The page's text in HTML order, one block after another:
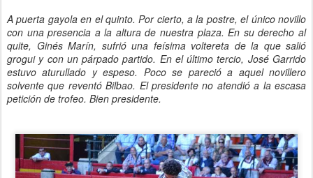
A puerta gayola en el quinto. Por cierto, a la postre, el único novillo
con una presencia a la altura de nuestra plaza. En su derecho al
quite, Ginés Marín, sufrió una feísima voltereta de la que salió
grogui y con un párpado partido. En el último tercio, José Garrido
estuvo aturullado y espeso. Poco se pareció a aquel novillero
solvente que reventó Bilbao. El presidente no atendió a la escasa
petición de trofeo. Bien presidente.